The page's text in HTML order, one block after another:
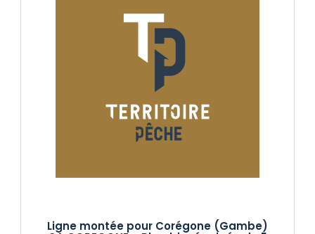
Ligne montée pour Corégone (Gambe)